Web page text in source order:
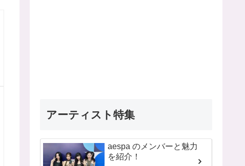
アーティスト特集
aespa のメンバーと魅力
を紹介！